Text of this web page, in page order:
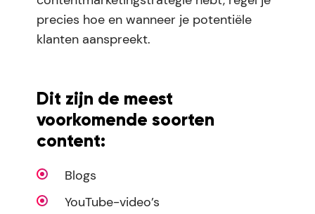
precies hoe en wanneer je potentiële
klanten aanspreekt.
Dit zijn de meest
voorkomende soorten
content:
Blogs
YouTube-video’s